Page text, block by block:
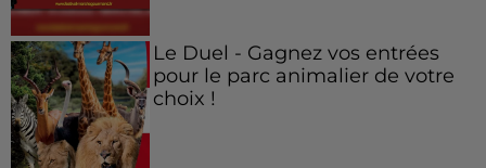
Le Duel - Gagnez vos entrées
pour le parc animalier de votre
choix !